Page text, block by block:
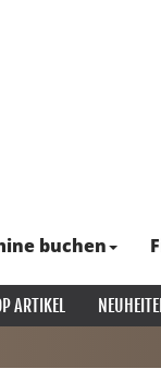
buchen
ARTIKEL